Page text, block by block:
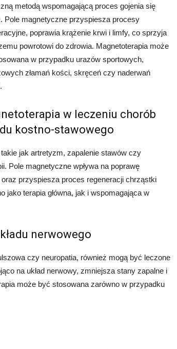
metodą wspomagającą proces gojenia się
Pole magnetyczne przyspiesza procesy
poprawia krążenie krwi i limfy, co sprzyja
powrotowi do zdrowia. Magnetoterapia może
w przypadku urazów sportowych,
złamań kości, skręceń czy naderwań
w leczeniu chorób
kostno-stawowego
jak artretyzm, zapalenie stawów czy
Pole magnetyczne wpływa na poprawę
przyspiesza proces regeneracji chrząstki
jako terapia główna, jak i wspomagająca w
nerwowego
czy neuropatia, również mogą być leczone
na układ nerwowy, zmniejsza stany zapalne i
może być stosowana zarówno w przypadku